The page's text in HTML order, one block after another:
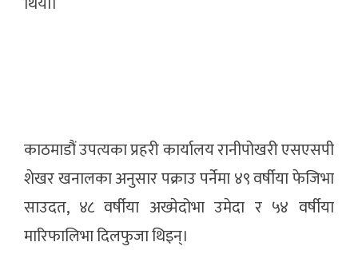
काठमाडौं उपत्यका प्रहरी कार्यालय रानीपोखरी एसएसपी
शेखर खनालका अनुसार पक्राउ पर्नेमा ४९ वर्षीया फेजिभा
साउदत, ४८ वर्षीया अख्मेदोभा उमेदा र ५४ वर्षीया
मारिफालिभा दिलफुजा थिइन्।